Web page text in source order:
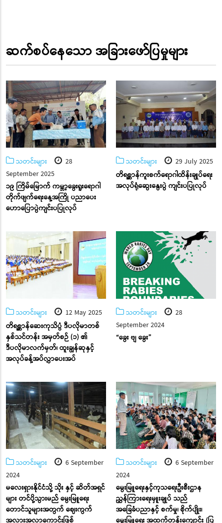
ဆက်စပ်နေသော အခြားဖော်ပြမှုများ
သတင်းများ
28
September 2025
၁၉ ကြိမ်မြောက် ကမ္ဘာ့ခွေးရူးရောဂါ
တိုက်ဖျက်ရေးနေ့အကြို ပညာပေး
ဟောပြောပွဲကျင်းပပြုလုပ်
သတင်းများ
29 July 2025
တိရစ္ဆာန်ကူးစက်ရောဂါထိန်းချုပ်ရေး
အလုပ်ရုံဆွေးနွေးပွဲ ကျင်းပပြုလုပ်
သတင်းများ
12 May 2025
တိရစ္ဆာန်ဆေးကုသိပ္ပံ ဒီပလိုမာတစ်
နှစ်သင်တန်း အမှတ်စဉ် (၁) ၏
ဒီပလိုမာလက်မှတ်၊ ထူးချွန်ဆုနှင့်
အလုပ်ခန့်အပ်လွှာပေးအပ်
သတင်းများ
28
September 2024
“ခွေး ဗျ ခွေး”
သတင်းများ
6 September
2024
မလေးရှားနိုင်ငံသို့ သိုး နှင့် ဆိတ်အရှင်
များ တင်ပို့သွားမည် မွေးမြူရေး
တောင်သူများအတွက် ဈေးကွက်
အလားအလာကောင်းဖြစ်
သတင်းများ
6 September
2024
မွေးမြူရေးနှင့်ကုသရေးဦးစီးဌာန
ညွှန်ကြားရေးမှူးချုပ် သည်
အခြေခံပညာနှင့် စက်မှု၊ စိုက်ပျိုး၊
မွေးမြူရေး အထက်တန်းကျောင်း (ပြ